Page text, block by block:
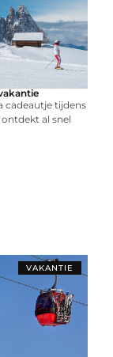
cadeautje tijdens
al snel
VAKANTIE